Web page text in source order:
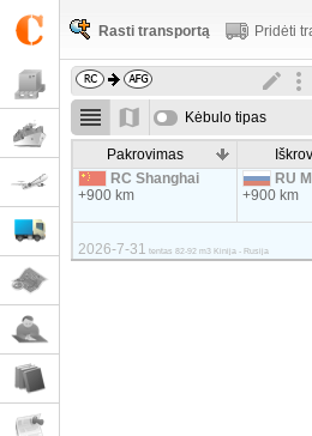
Rasti transportą Pridėti
Kėbulo tipas
Pakrovimas
RC Shanghai
+900 km
RU
+900 km
2026-7-31 tentas 82-92 m3 Kinija - Rusija